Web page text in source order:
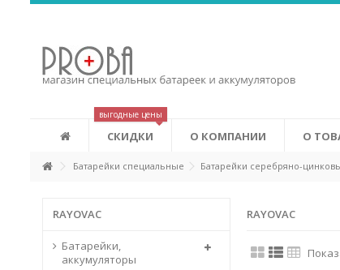
Это новые аккумуляторы, которые сочетают в себе
экономичность аккумуляторов. Eneloop может изменить
лучшему. Первоначальная зарядка аккумуляторов
соответствии с системой «зеленых» сертификатов
СКИДКИ
выгодные цены
О КОМПАНИИ О
Батарейки специальные Батарейки серебряно-
RAYOVAC
RAYOVAC
Батарейки,
аккумуляторы